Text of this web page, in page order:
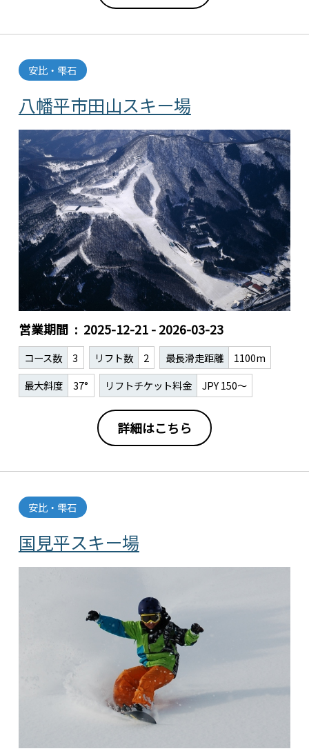
八幡平市田山スキー場
安比・雫石
営業期間 2025-12-21 - 2026-03-23
コース数 3 リフト数 2 最長滑走距離
1100m
最大斜度
37° リフトチケット料金 JPY 150～
詳細はこちら
国見平スキー場
安比・雫石